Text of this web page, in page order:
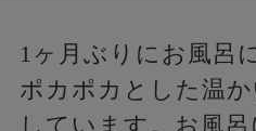
1ヶ月ぶりにお風呂
ポカポカとした温
しています。お風